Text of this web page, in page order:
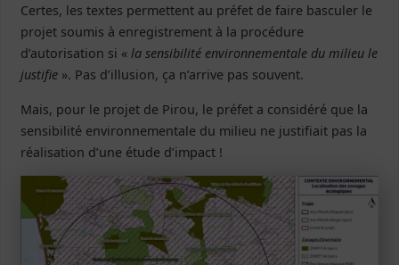
Certes, les textes permettent au préfet de faire basculer le
projet soumis à enregistrement à la procédure
d’autorisation si « la sensibilité environnementale du milieu le
justifie». Pas d’illusion, ça n’arrive pas souvent.
Mais, pour le projet de Pirou, le préfet a considéré que la
sensibilité environnementale du milieu ne justifiait pas la
réalisation d’une étude d’impact !